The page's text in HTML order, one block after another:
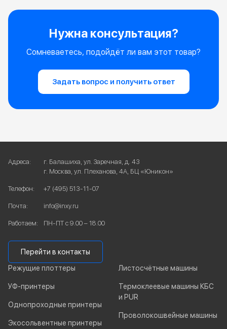
Нужна консультация?
Сомневаетесь, подойдёт ли вам этот товар?
Задать вопрос и получить ответ
Режущие плоттеры
УФ-принтеры
Однопроходные принтеры
Экосольвентные принтеры
Листосчётные машины
Термоклеевые машины КБС
и PUR
Проволокошвейные машины
Адреса:
г. Балашиха, ул. Заречная, д. 43
г. Москва, ул. Плеханова, 4А, БЦ «Юникон»
Телефон: +7 (495) 513-11-07
Почта: info@inxy.ru
Работаем: ПН-ПТ с 9.00 – 18.00
Перейти в контакты